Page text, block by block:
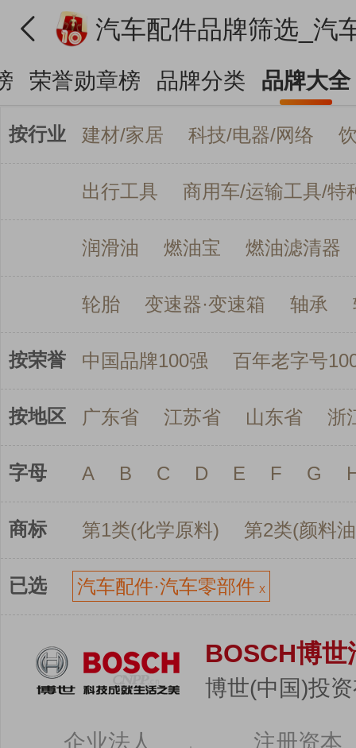
荣誉勋章榜 品牌分类 品牌大全
按行业 建材/家居 科技/电器/网络
出行工具 商用车/运输工具/特
润滑油 燃油宝 燃油滤清器
轮胎 变速器·变速箱 轴承
按荣誉 中国品牌100强 百年老字号
按地区 广东省 江苏省 山东省 浙
字母 A B C D E F G
商标 第1类(化学原料) 第2类(颜料
已选 汽车配件·汽车零部件 X
BOSCH博世
博世(中国)投
企业法人
注册资本